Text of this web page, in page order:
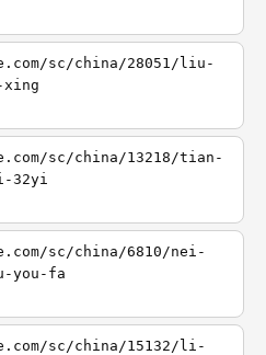
sc/china/28051/liu-
sc/china/13218/tian-
32yi
sc/china/6810/nei-
you-fa
sc/china/15132/li-